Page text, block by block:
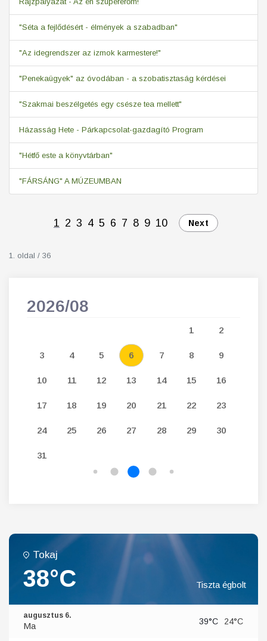
"Séta a fejlődésért - élmények a szabadban"
"Az idegrendszer az izmok karmestere!"
"Penekaügyek" az óvodában - a szobatisztaság kérdései
"Szakmai beszélgetés egy csésze tea mellett"
Házasság Hete - Párkapcsolat-gazdagító Program
"Hétfő este a könyvtárban"
"FÁRSÁNG" A MÚZEUMBAN
1 2 3 4 5 6 7 8 9 10 Next
1. oldal / 36
2026/08
1 2
3 4 5 6 7 8 9
10 11 12 13 14 15 16
17 18 19 20 21 22 23
24 25 26 27 28 29 30
31
Tokaj
38°C Tiszta égbolt
augusztus 6.
Ma 39°C 24°C